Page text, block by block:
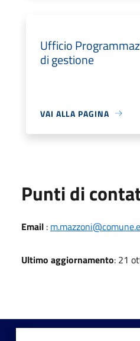
Ufficio
di gestione
VAI ALLA PAGINA
Punti di
Email :
Ultimo aggiornamento: 21